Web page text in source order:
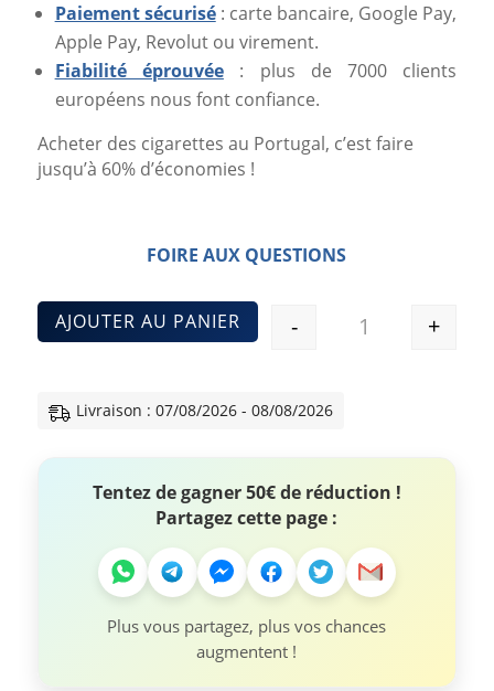
Paiement sécurisé: carte bancaire, Google Pay,
Apple Pay, Revolut ou virement.
Fiabilité éprouvée: plus de 7000 clients
européens nous font confiance.
Acheter des cigarettes au Portugal, c’est faire
jusqu’à 60% d’économies !
FOIRE AUX QUESTIONS
Quantité
- +
AJOUTER AU PANIER
Livraison : 07/08/2026 - 08/08/2026
Tentez de gagner 50€ de réduction !
Partagez cette page :
Plus vous partagez, plus vos chances
augmentent !